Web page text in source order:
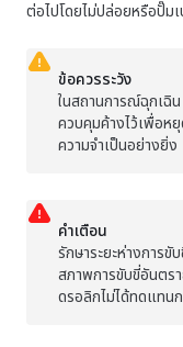
ต่อไปโดยไม่ปล่อยหรือปั๊มเ
ข้อควรระวัง
ในสถานการณ์ฉุกเฉิ
ควบคุมค้างไว้เพื่อห
ความจำเป็นอย่างยิ่ง
คำเตือน
รักษาระยะห่างการขั
สภาพการขับขี่อันตร
ดรอลิกไม่ได้ทดแทน